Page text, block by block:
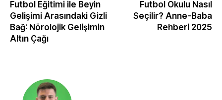
Futbol Eğitimi ile Beyin
Gelişimi Arasındaki Gizli
Bağ: Nörolojik Gelişimin
Altın Çağı
Futbol Okulu Nasıl
Seçilir? Anne-Baba
Rehberi 2025